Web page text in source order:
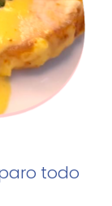
todo